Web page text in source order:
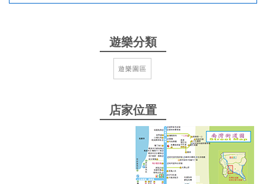
開車，玩三項500元，可以各玩10分鐘，花30分孩子
就很滿足了。今天遇到的帥哥男店員很親切，跟著我
們聊天，也介紹他們墾丁的一些地方跟事情。
2024-09-15 17:49:18
遛小孩的好地方，服務不錯人員都很親切，開怪手是
個很好的體驗，大家一定要試試喔！
遊樂分類
遊樂園區
店家位置